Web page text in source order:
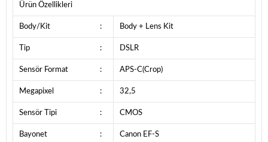
Ürün Özellikleri
Body/Kit : Body + Lens Kit
Tip : DSLR
Sensör Format : APS-C(Crop)
Megapixel : 32,5
Sensör Tipi : CMOS
Bayonet : Canon EF-S